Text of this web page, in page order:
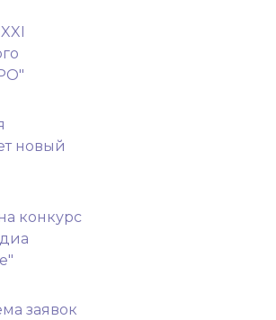
новый
конкурс
заявок